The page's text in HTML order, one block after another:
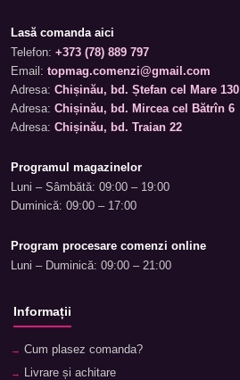
Lasă comanda aici
Telefon: +373 (78) 889 797
Email: topmag.comenzi@gmail.com
Adresa: Chișinău, bd. Ștefan cel Mare 130
Adresa: Chișinău, bd. Mircea cel Bătrîn 6
Adresa: Chișinău, bd. Traian 22
Programul magazinelor
Luni – Sâmbătă: 09:00 – 19:00
Duminică: 09:00 – 17:00
Program procesare comenzi online
Luni – Duminică: 09:00 – 21:00
Informații
Cum plasez comanda?
Livrare și achitare